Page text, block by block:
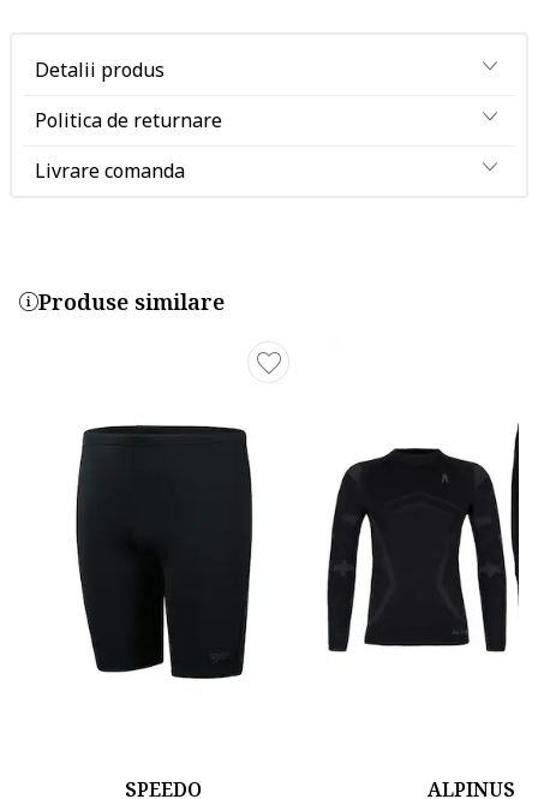
Detalii produs
Politica de returnare
Livrare comanda
Produse similare
SPEEDO ALPINUS